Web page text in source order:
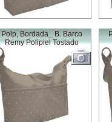
Polp, Bordada_ B. Barco
Remy Polipiel Tostado